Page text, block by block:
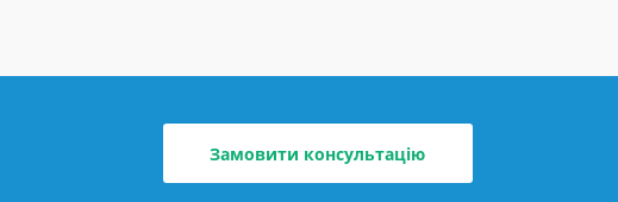
Замовити консультацію